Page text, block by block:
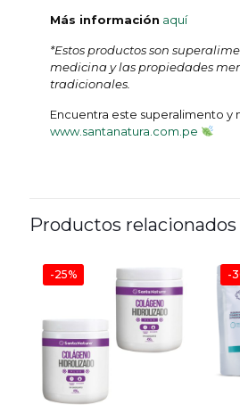
Más información aquí
*Estos productos son
medicina y las propiedades
tradicionales.
Encuentra este superalimento y
www.santanatura.com.pe
Productos relacionados
-25% -